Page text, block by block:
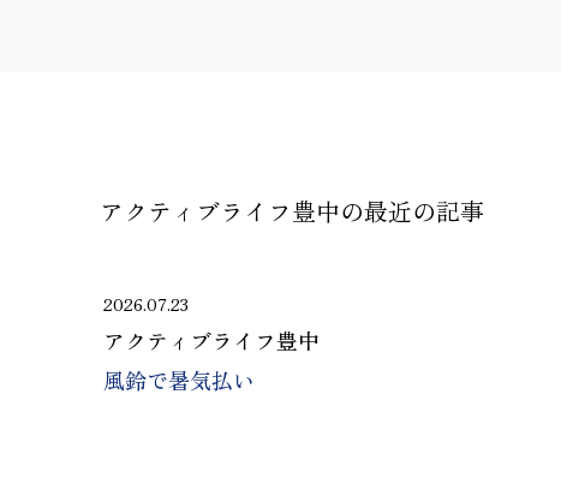
アクティブライフ豊中の最近の記事
2026.07.23
アクティブライフ豊中
風鈴で暑気払い